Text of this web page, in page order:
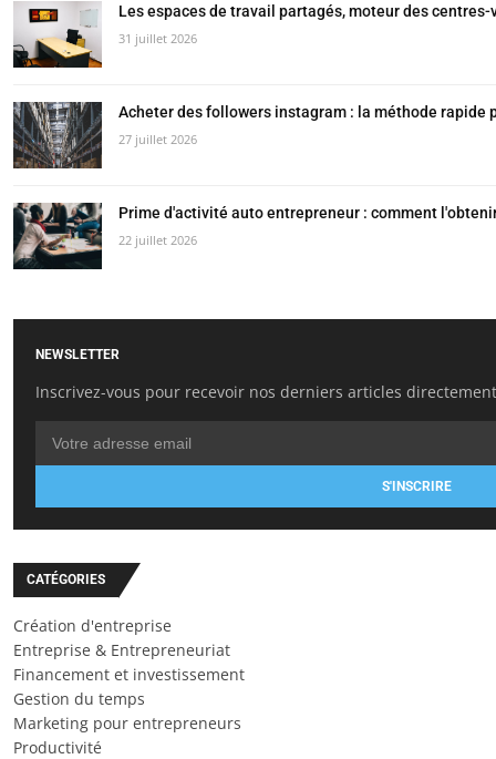
Les espaces de travail partagés, moteur des
31 juillet 2026
Acheter des followers instagram : la méthode rapide
27 juillet 2026
Prime d'activité auto entrepreneur : comment
22 juillet 2026
NEWSLETTER
Inscrivez-vous pour recevoir nos derniers articles
S'INSCRIRE
CATÉGORIES
Création d'entreprise
Entreprise & Entrepreneuriat
Financement et investissement
Gestion du temps
Marketing pour entrepreneurs
Productivité